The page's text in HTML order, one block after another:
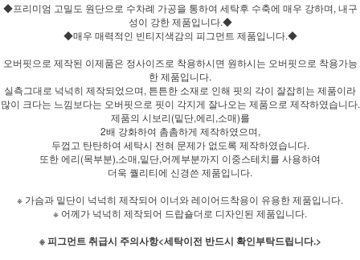
◆프리미엄 고밀도 원단으로 수차례 가공을 통하여 세탁후 수축에 매우 강하며, 내구
성이 강한 제품입니다.◆
◆매우 매력적인 빈티지색감의 피그먼트 제품입니다.◆
오버핏으로 제작된 이제품은 정사이즈로 착용하시면 원하시는 오버핏으로 착용가능
한 제품입니다.
실측그대로 넉넉히 제작되었으며, 튼튼한 소재로 인해 핏의 각이 잘잡히는 제품이라
많이 크다는 느낌보다는 오버핏으로 핏이 각지게 잘나오는 제품으로 제작하였습니다.
제품의 시보리(밑단,에리,소매)를
2배 강화하여 촘촘하게 제작하였으며,
두껍고 탄탄하여 세탁시 전혀 문제가 없도록 제작하였습니다.
또한 에리(목부분),소매,밑단,어께부분까지 이중스테치를 사용하여
더욱 퀄리티에 신경쓴 제품입니다.
※ 가슴과 밑단이 넉넉히 제작되어 이너와 레이어드착용이 유용한 제품입니다.
※ 어께가 넉넉히 제작되어 드랍숄더로 디자인된 제품입니다.
※ 피그먼트 취급시 주의사항<세탁이전 반드시 확인부탁드립니다.>